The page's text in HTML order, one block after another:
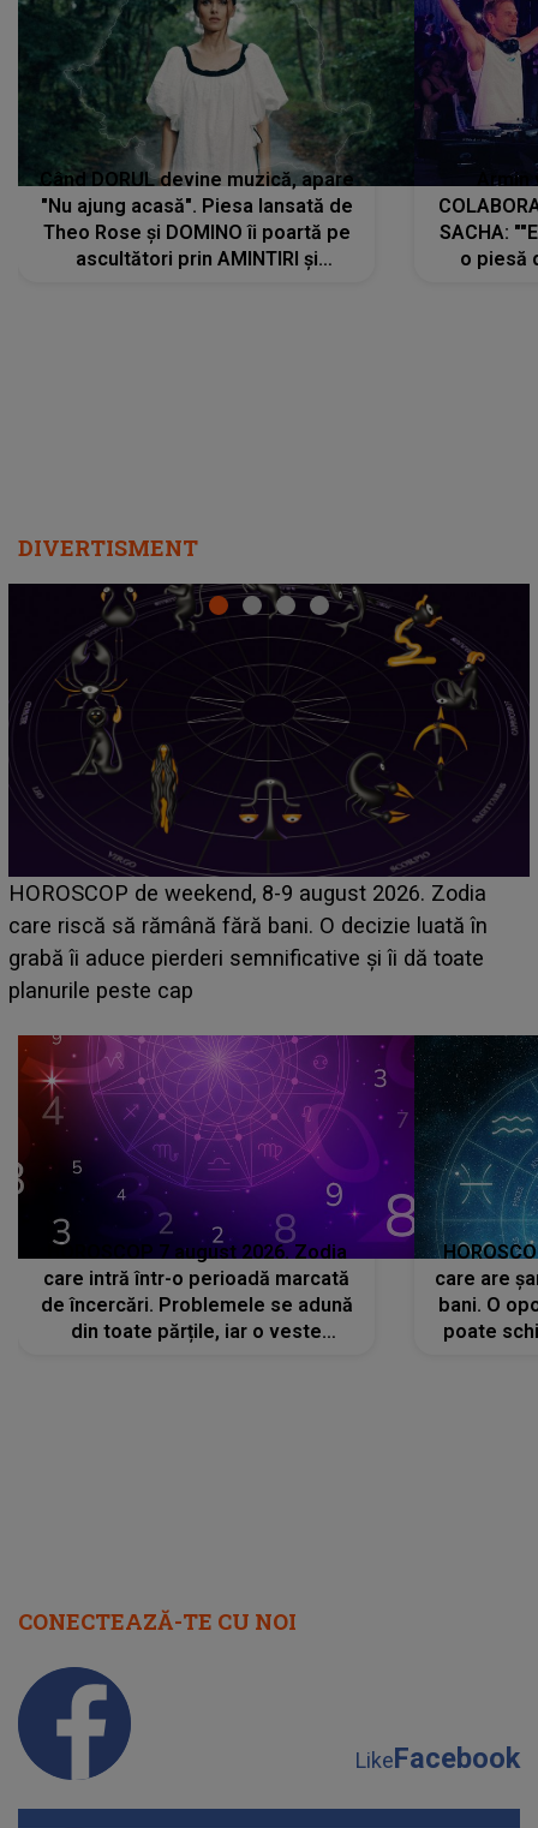
Când DORUL devine muzică, apare
"Nu ajung acasă". Piesa lansată de
Theo Rose și DOMINO îi poartă pe
ascultători prin AMINTIRI și
SACHA:
o piesă
DIVERTISMENT
Emanuel a ținut ACEST DETALIU ASCUNS până
acum! În fața Alexandrei, concurentul din Casa Iubirii
face o MĂRTURISIRE NEAȘTEPTATĂ despre mama
sa: "I-am spus și ei în față, eu nu te iubesc pentru
HOROSCOP 7 august 2026. Zodia
care intră într-o perioadă marcată
de încercări. Problemele se adună
din toate părțile, iar o veste
care are
bani. O
poate
CONECTEAZĂ-TE CU NOI
LikeFacebook